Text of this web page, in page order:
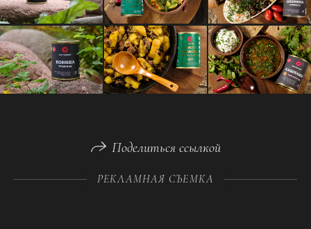
Поделиться ссылкой
РЕКЛАМНАЯ СЪЕМКА